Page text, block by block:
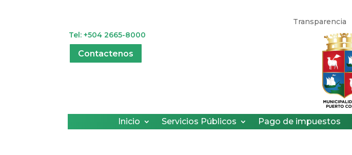
Transparencia
Tel: +504 2665-8000
Contactenos
Inicio Servicios Públicos Pago de impuestos